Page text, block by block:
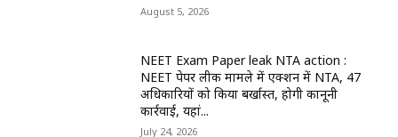
August 5, 2026
NEET Exam Paper leak NTA action :
NEET पेपर लीक मामले में एक्शन में NTA, 47
अधिकारियों को किया बर्खास्त, होगी कानूनी
कार्रवाई, यहां...
July 24, 2026